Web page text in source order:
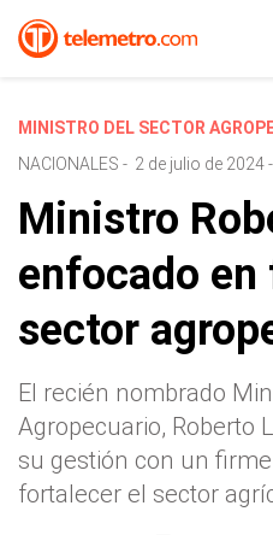
MINISTRO DEL SECTOR
NACIONALES - 2 de julio de 2024
Ministro
enfocado en
sector
El recién nombrado
Agropecuario, Roberto
su gestión con un
fortalecer el sector